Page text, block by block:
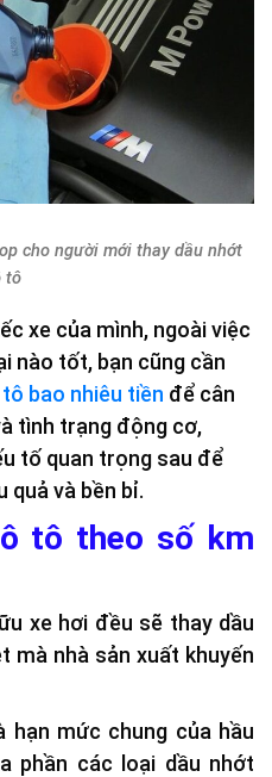
cho người mới thay dầu nhớt
tô
xe của mình, ngoài việc
nào tốt, bạn cũng cần
bao nhiêu tiền để cân
tình trạng động cơ,
tố quan trọng sau để
quả và bền bỉ.
tô theo số km
xe hơi đều sẽ thay dầu
nhà sản xuất khuyến
hạn mức chung của hầu
phần các loại dầu nhớt